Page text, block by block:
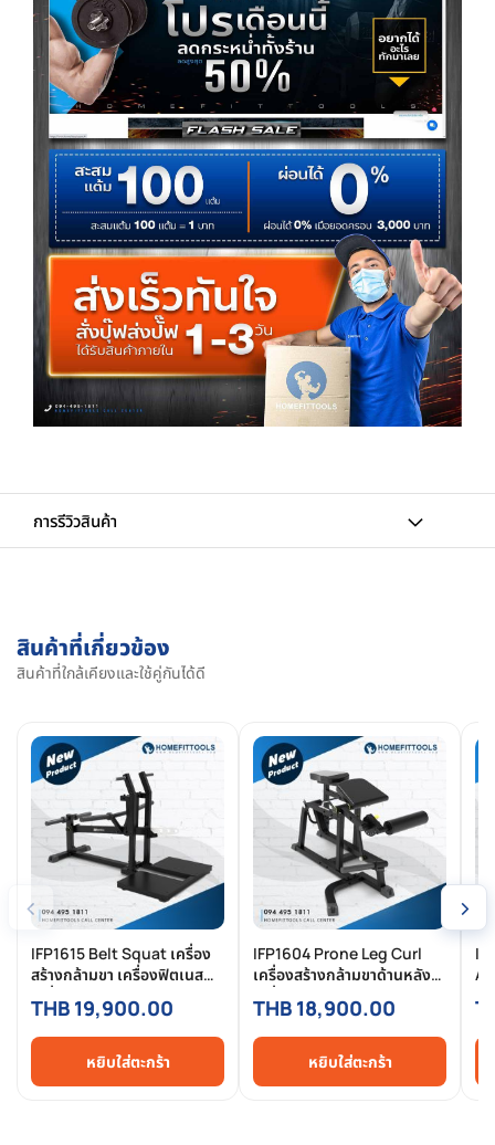
การรีวิวสินค้า
สินค้าที่เกี่ยวข้อง
สินค้าที่ใกล้เคียงและใช้คู่กันได้ดี
‹
IFP1615 Belt Squat เครื่อง
สร้างกล้ามขา เครื่องฟิตเนส
เครื่องออกกำลังกาย แบรนด์
Impulse - Homefittools
THB 19,900.00
หยิบใส่ตะกร้า
IFP1604 Prone Leg Curl
เครื่องสร้างกล้ามขาด้านหลัง
เครื่องฟิตเนส โฮมยิม อุปกรณ์
ฟิตเนส แบรนด์ Impulse -
Homefittools
THB 18,900.00
หยิบใส่ตะกร้า
›